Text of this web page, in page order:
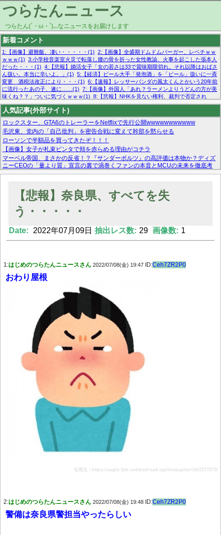
つらたんニュース
つらたん(´・ω・`)...なニュースをお届けします
新着コメント
1:【画像】避難飯、凄い・・・・・(1) 2:【画像】全盛期ドムドムバーガー、レベチｗｗ
ｗｗｗ(1) 3:小学校音楽室火災で転落し腰の骨を折った女性教諭、火事を起こした張本人
だった・・・(1) 4:【悲報】婚活女子「女の若さは33で賞味期限切れ。それ以降はおばさ
ん扱い。本当に辛いよ。」(1) 5:【経済】ビール大手「発泡酒」を「ビール」扱いに一斉
変更 酒税法改正により・・・(1) 6:【速報】レッサーパンダの風太くんとかいう20年前
に流行ったあの子、遂に……(1) 7:【画像】外国人「あれ？ラーメンよりうどんの方が美
味くね？？」ついに気づくｗｗｗ(1) 8:【悲報】NHKを見ない権利、裁判で否定され
る・・・(1) 9:欧州委員長「原発縮小は間違いでした」(1) 10:【悲報】日本企業の人手不
足、限界突破 52%「正社員も足りてません…」(1)
人気記事(外部サイト)
ロックスター、GTA6のトレーラーをNetflixで先行公開wwwwwwwwwww
毛沢東、党内の「自己批判」を密告合戦に変えて幹部を黙らせる
ローソンで半額品を買ってきたぞ！！！
【画像】女子が札束ビンタで頬を赤らめる理由がコチラ
マーベル帝国、まさかの反省！？『サンダーボルツ』の高評価は本物か？ディズ
ニーCEOの「量より質」宣言の裏で渦巻くファンの本音とMCUの未来を徹底考
察！
【画像あり】FacebookとかTwitterで拾ったエロ画像貼ってくよ
【悲報】奈良県、すべてを失
う・・・・・
Date: 2022年07月09日 抽出レス数: 29 画像数: 1
1:はじめのつらたんニュースさん 2022/07/08(金) 19:47 ID:Ceh7ZR2P0
おわり屋根
引用元：https://eagle.5ch.net/test/read.cgi/livejupiter/1657277273/
2:はじめのつらたんニュースさん 2022/07/08(金) 19:48 ID:Ceh7ZR2P0
警備は奈良県警担当やったらしい